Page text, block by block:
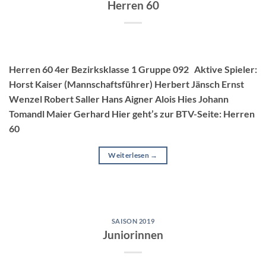
Herren 60
Herren 60 4er Bezirksklasse 1 Gruppe 092 Aktive Spieler:
Horst Kaiser (Mannschaftsführer) Herbert Jänsch Ernst
Wenzel Robert Saller Hans Aigner Alois Hies Johann
Tomandl Maier Gerhard Hier geht’s zur BTV-Seite: Herren
60
Weiterlesen →
SAISON 2019
Juniorinnen